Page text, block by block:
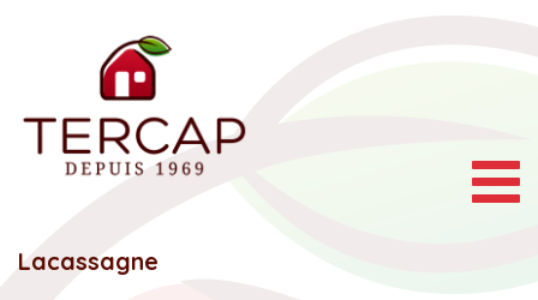
Lacassagne